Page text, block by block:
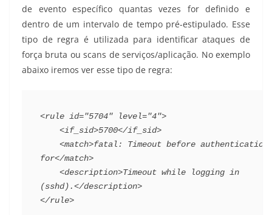
de evento específico quantas vezes for definido e
dentro de um intervalo de tempo pré-estipulado. Esse
tipo de regra é utilizada para identificar ataques de
força bruta ou scans de serviços/aplicação. No exemplo
abaixo iremos ver esse tipo de regra:
<rule id="5704" level="4">
<if_sid>5700</if_sid>
<match>fatal: Timeout before authentication
for</match>
<description>Timeout while logging in
(sshd).</description>
</rule>